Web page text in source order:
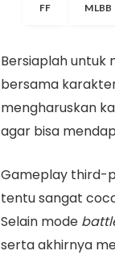
FF MLBB
Bersiaplah untuk
bersama
mengharuskan
agar bisa
Gameplay third-
tentu sangat
Selain mode
serta akhirnya